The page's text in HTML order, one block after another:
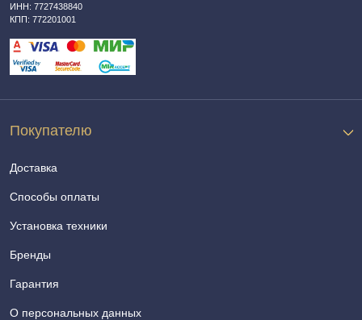
ИНН: 7727438840
КПП: 772201001
Покупателю
Доставка
Способы оплаты
Установка техники
Бренды
Гарантия
О персональных данных